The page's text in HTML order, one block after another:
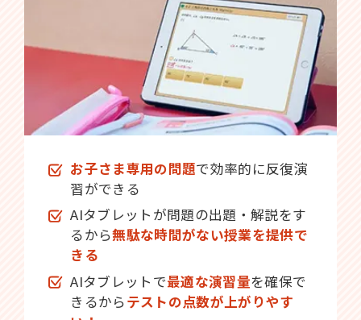
お子さま専用の問題で効率的に反復演
習ができる
AIタブレットが問題の出題・解説をす
るから無駄な時間がない授業を提供で
きる
AIタブレットで最適な演習量を確保で
きるからテストの点数が上がりやす